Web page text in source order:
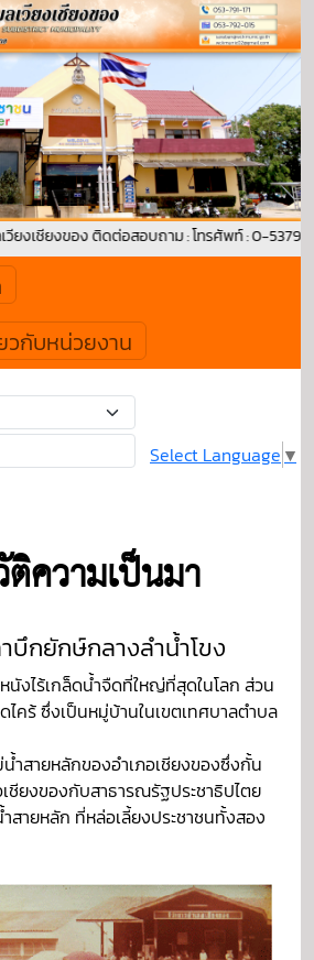
เชียงของ ติดต่อสอบถาม : โทรศัพท์ : 0-5379-
วกับหน่วยงาน
Select Language ▼
ความเป็นมา
บึกยักษ์กลางลำน้ำโขง
งไร้เกล็ดน้ำจืดที่ใหญ่ที่สุดในโลก ส่วน
คร้ ซึ่งเป็นหมู่บ้านในเขตเทศบาลตำบล
ำสายหลักของอำเภอเชียงของซึ่งกั้น
เชียงของกับสาธารณรัฐประชาธิปไตย
สายหลัก ที่หล่อเลี้ยงประชาชนทั้งสอง